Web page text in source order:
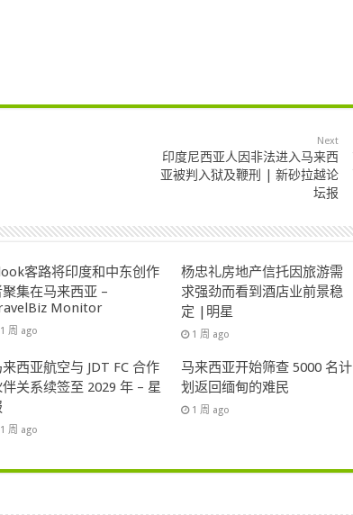
Next
印度尼西亚人因非法进入马来西
亚被判入狱及鞭刑 | 新砂拉越论
坛报
客路将印度和中东创作
聚集在马来西亚 –
Monitor
1 周 ago
杨忠礼房地产信托因旅游需
求强劲而看到酒店业前景稳
定 |明星
1 周 ago
西亚航空与 JDT FC 合作
伴关系续签至 2029 年 – 星
1 周 ago
马来西亚开始筛查 5000 名计
划返回缅甸的难民
1 周 ago